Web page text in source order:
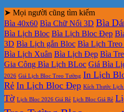
➤ Mọi người cũng tìm kiếm
Bìa 40x60 Bìa Chữ Nổi 3D Bìa
Bìa Lịch Bloc Bìa Lịch Bloc Đẹp
3D Bìa Lịch gắn Bloc Bìa Lịch
Bìa Lịch Xuân Bìa Lịch Đẹp Bìa
Gia Công Bìa Lịch BLoc Giá Bìa
2026 Giá Lịch Bloc Treo Tường In Lịch
Rẻ In Lịch Bloc Đẹp Kích Thước
Tờ Lịch Bloc 2026 Giá Rẻ Lịch Bloc Giá Rẻ